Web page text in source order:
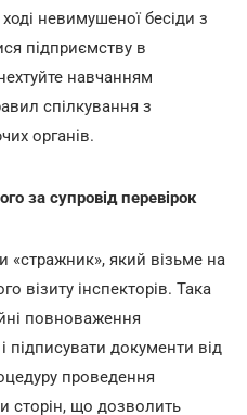
невимушеної бесіди з
підприємству в
навчанням
спілкування з
органів.
за супровід перевірок
«стражник», який візьме на
візиту інспекторів. Така
повноваження
підписувати документи від
проведення
сторін, що дозволить